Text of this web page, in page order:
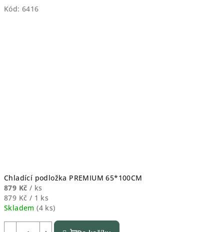
Kód: 6416
Chladící podložka PREMIUM 65*100CM
879 Kč / ks
Měrná
cena:
879 Kč / 1 ks
Skladem(4 ks)